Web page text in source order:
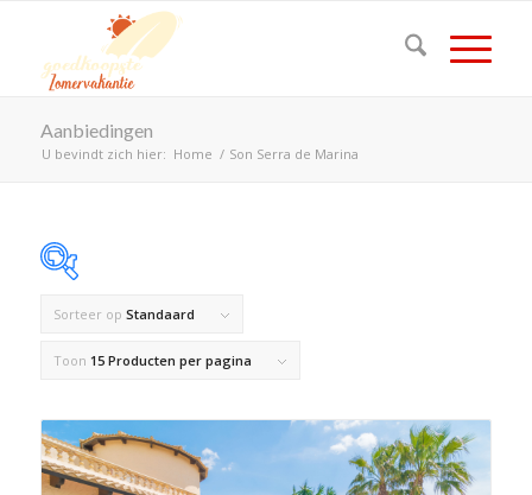
Aanbiedingen
U bevindt zich hier: Home / Son Serra de Marina
Op voorraad
Product Land
Product Maximaal aantal personen
Sorteer op Standaard
Toon 15 Producten per pagina